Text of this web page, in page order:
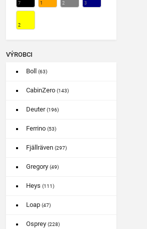
7 1 2 3
2
VÝROBCI
Boll (63)
CabinZero (143)
Deuter(196)
Ferrino (53)
Fjällräven (297)
Gregory (49)
Heys (111)
Loap (47)
Osprey (228)